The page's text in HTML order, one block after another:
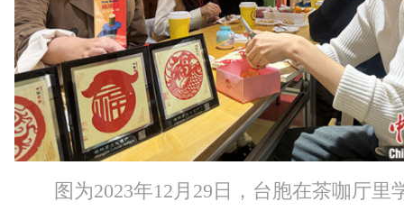
图为2023年12月29日，台胞在茶咖厅里